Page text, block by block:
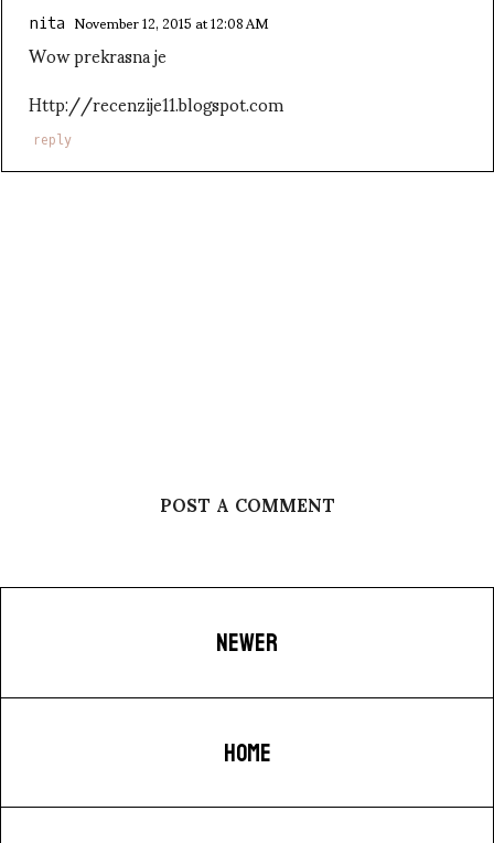
nita November 12, 2015 at 12:08 AM
Wow prekrasna je
Http://recenzije11.blogspot.com
reply
POST A COMMENT
NEWER
HOME